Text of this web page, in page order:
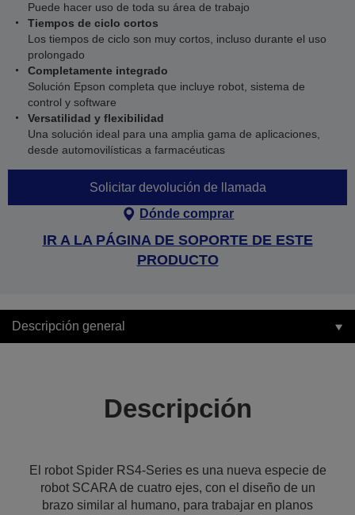
Puede hacer uso de toda su área de trabajo
Tiempos de ciclo cortos
Los tiempos de ciclo son muy cortos, incluso durante el uso
prolongado
Completamente integrado
Solución Epson completa que incluye robot, sistema de
control y software
Versatilidad y flexibilidad
Una solución ideal para una amplia gama de aplicaciones,
desde automovilísticas a farmacéuticas
Solicitar devolución de llamada
Dónde comprar
IR A LA PÁGINA DE SOPORTE DE ESTE
PRODUCTO
Descripción general
Descripción
El robot Spider RS4-Series es una nueva especie de
robot SCARA de cuatro ejes, con el diseño de un
brazo similar al humano, para trabajar en planos